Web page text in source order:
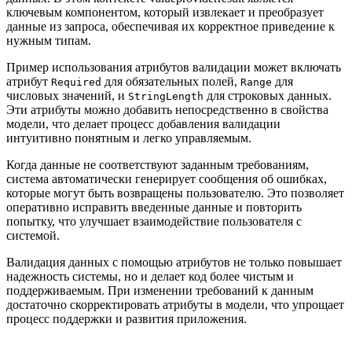
ключевым компонентом, который извлекает и преобразует
данные из запроса, обеспечивая их корректное приведение к
нужным типам.
Пример использования атрибутов валидации может включать
атрибут Required для обязательных полей, Range для
числовых значений, и StringLength для строковых данных.
Эти атрибуты можно добавить непосредственно в свойства
модели, что делает процесс добавления валидации
интуитивно понятным и легко управляемым.
Когда данные не соответствуют заданным требованиям,
система автоматически генерирует сообщения об ошибках,
которые могут быть возвращены пользователю. Это позволяет
оперативно исправить введенные данные и повторить
попытку, что улучшает взаимодействие пользователя с
системой.
Валидация данных с помощью атрибутов не только повышает
надежность системы, но и делает код более чистым и
поддерживаемым. При изменении требований к данным
достаточно скорректировать атрибуты в модели, что упрощает
процесс поддержки и развития приложения.